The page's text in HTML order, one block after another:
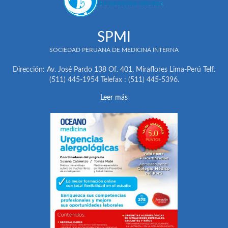
SPMI
SOCIEDAD PERUANA DE MEDICINA INTERNA
Dirección: Av. José Pardo 138 Of. 401. Miraflores Lima-Perú Telf.
(511) 445-1954 Telefax : (511) 445-5396.
Leer más